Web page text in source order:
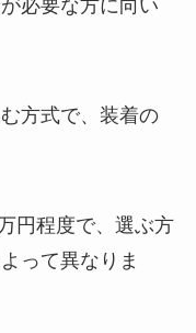
必要な方に向い
方式で、装着の
円程度で、選ぶ方
って異なりま